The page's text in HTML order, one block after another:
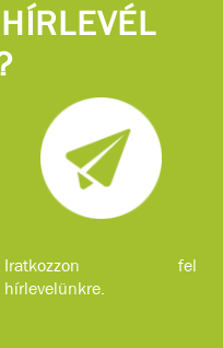
szolgáltatásokkal.
HÍRLEVÉL
Iratkozzon fel
hírlevelünkre.